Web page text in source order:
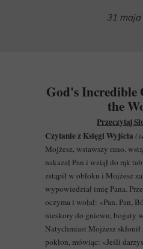
31 maja
God's Incredible
the
Przeczytaj
Czytanie z Księgi Wyjścia (
Mojżesz, wstawszy rano,
nakazał Pan i wziął do rąk
zstąpił w obłoku i Mojżesz
wypowiedział imię Pana.
oczyma i wołał: «Pan, Pan,
nieskory do gniewu, bogaty
Natychmiast Mojżesz
pokłon, mówiąc: «Jeśli